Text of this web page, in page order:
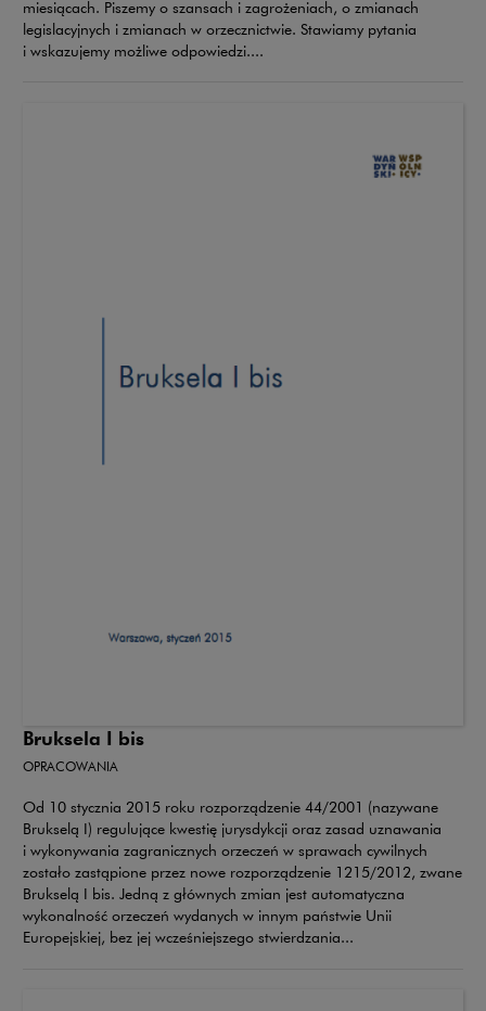
miesiącach. Piszemy o szansach i zagrożeniach, o zmianach
legislacyjnych i zmianach w orzecznictwie. Stawiamy pytania
i wskazujemy możliwe odpowiedzi....
Bruksela I bis
OPRACOWANIA
Od 10 stycznia 2015 roku rozporządzenie 44/2001 (nazywane
Brukselą I) regulujące kwestię jurysdykcji oraz zasad uznawania
i wykonywania zagranicznych orzeczeń w sprawach cywilnych
zostało zastąpione przez nowe rozporządzenie 1215/2012, zwane
Brukselą I bis. Jedną z głównych zmian jest automatyczna
wykonalność orzeczeń wydanych w innym państwie Unii
Europejskiej, bez jej wcześniejszego stwierdzania...